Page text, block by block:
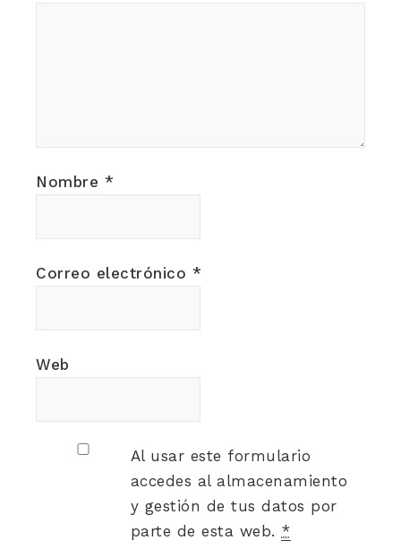
Nombre *
Correo electrónico *
Web
Al usar este formulario
accedes al almacenamiento
y gestión de tus datos por
parte de esta web. *